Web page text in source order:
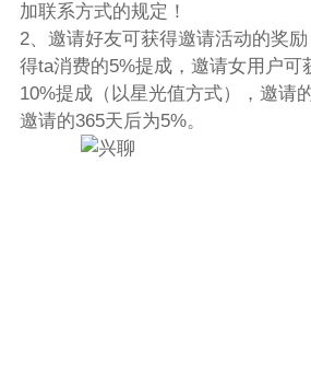
加联系方式的规定！
2、邀请好友可获得邀请活动的奖
得ta消费的5%提成，邀请女用户可
10%提成（以星光值方式），邀请
邀请的365天后为5%。